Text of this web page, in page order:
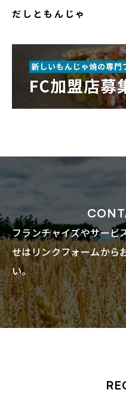
だしともんじゃ
フランチャイズやサービ
せはリンクフォームから
い。